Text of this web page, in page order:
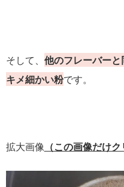
そして、 他のフレーバー
キメ細かい粉です。
拡大画像 （この画像だけ